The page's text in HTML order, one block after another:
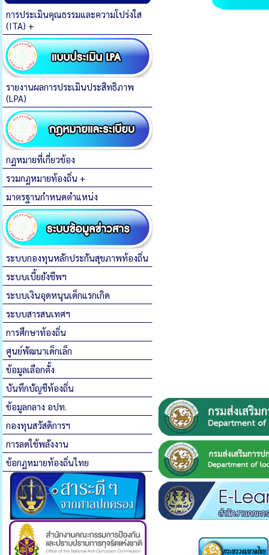
การประเมินคุณธรรมและความโปร่งใส
(ITA) +
รายงานผลการประเมินประสิทธิภาพ
(LPA)
กฏหมายที่เกี่ยวข้อง
รวมกฏหมายท้องถิ่น +
มาตรฐานกำหนดตำแหน่ง
ระบบกองทุนหลักประกันสุขภาพท้องถิ่น
ระบบเบี้ยยังชีพฯ
ระบบเงินอุดหนุนเด็กแรกเกิด
ระบบสารสนเทศฯ
การศึกษาท้องถิ่น
ศูนย์พัฒนาเด็กเล็ก
ข้อมูลเลือกตั้ง
บันทึกบัญชีท้องถิ่น
ข้อมูลกลาง อปท.
กองทุนสวัสดิการฯ
การลดใช้พลังงาน
ข้อกฏหมายท้องถิ่นไทย